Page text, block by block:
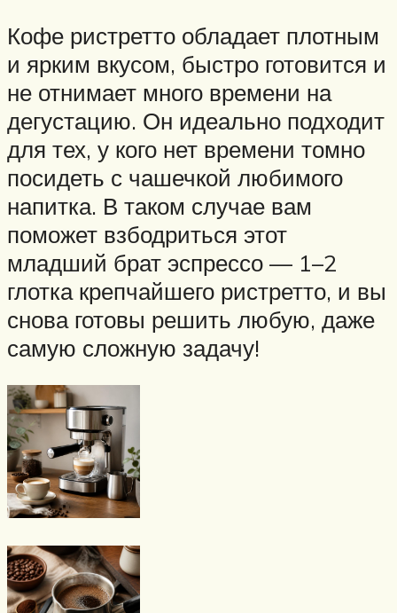
Кофе ристретто обладает плотным
и ярким вкусом, быстро готовится и
не отнимает много времени на
дегустацию. Он идеально подходит
для тех, у кого нет времени томно
посидеть с чашечкой любимого
напитка. В таком случае вам
поможет взбодриться этот
младший брат эспрессо — 1–2
глотка крепчайшего ристретто, и вы
снова готовы решить любую, даже
самую сложную задачу!